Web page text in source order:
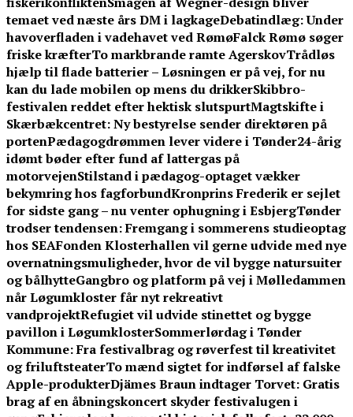
temaet ved næste års DM i lagkageDebatindlæg: Under
havoverfladen i vadehavet ved RømøFalck Rømø søger
friske kræfterTo markbrande ramte AgerskovTrådløs
hjælp til flade batterier – Løsningen er på vej, for nu
kan du lade mobilen op mens du drikkerSkibbro-
festivalen reddet efter hektisk slutspurtMagtskifte i
Skærbækcentret: Ny bestyrelse sender direktøren på
portenPædagogdrømmen lever videre i Tønder24-årig
idømt bøder efter fund af lattergas på
motorvejenStilstand i pædagog-optaget vækker
bekymring hos fagforbundKronprins Frederik er sejlet
for sidste gang – nu venter ophugning i EsbjergTønder
trodser tendensen: Fremgang i sommerens studieoptag
hos SEAFonden Klosterhallen vil gerne udvide med nye
overnatningsmuligheder, hvor de vil bygge natursuiter
og bålhytteGangbro og platform på vej i Mølledammen
når Løgumkloster får nyt rekreativt
vandprojektRefugiet vil udvide stinettet og bygge
pavillon i LøgumklosterSommerlørdag i Tønder
Kommune: Fra festivalbrag og røverfest til kreativitet
og friluftsteaterTo mænd sigtet for indførsel af falske
Apple-produkterDjämes Braun indtager Torvet: Gratis
brag af en åbningskoncert skyder festivalugen i